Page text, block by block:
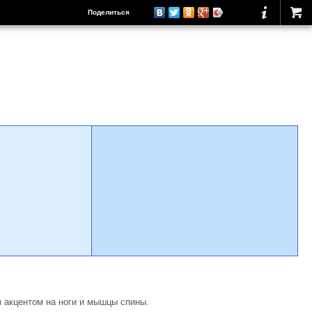
Поделиться
на ноги и мышцы спины.